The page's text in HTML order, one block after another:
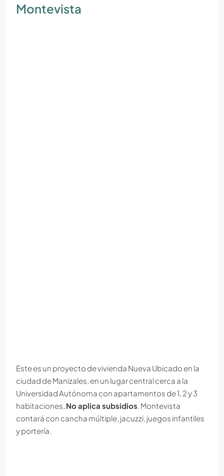
Montevista
Este es un proyecto de vivienda Nueva Ubicado en la
ciudad de Manizales, en un lugar central cerca a la
Universidad Autónoma con apartamentos de 1, 2 y 3
habitaciones, No aplica subsidios . Montevista
contará con cancha múltiple, jacuzzi, juegos infantiles
y portería.